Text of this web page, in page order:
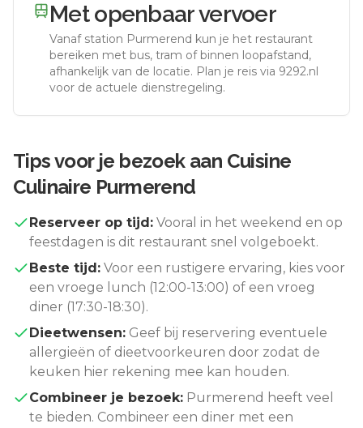
Met openbaar vervoer
Vanaf station Purmerend kun je het restaurant
bereiken met bus, tram of binnen loopafstand,
afhankelijk van de locatie. Plan je reis via 9292.nl
voor de actuele dienstregeling.
Tips voor je bezoek aan Cuisine
Culinaire Purmerend
Reserveer op tijd: Vooral in het weekend en op
feestdagen is dit restaurant snel volgeboekt.
Beste tijd: Voor een rustigere ervaring, kies voor
een vroege lunch (12:00-13:00) of een vroeg
diner (17:30-18:30).
Dieetwensen: Geef bij reservering eventuele
allergieën of dieetvoorkeuren door zodat de
keuken hier rekening mee kan houden.
Combineer je bezoek: Purmerend heeft veel
te bieden. Combineer een diner met een